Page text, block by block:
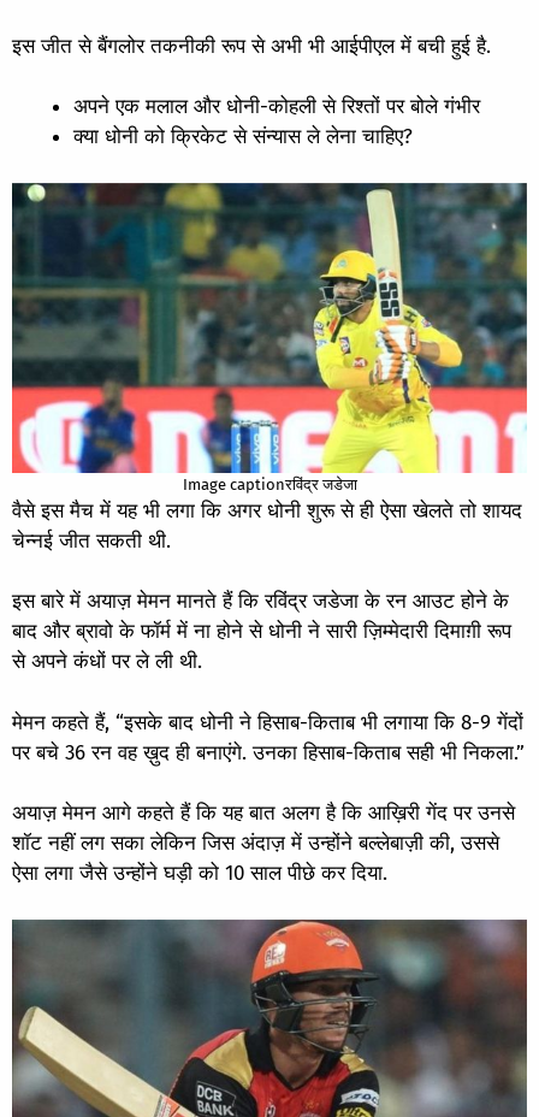
इस जीत से बैंगलोर तकनीकी रूप से अभी भी आईपीएल में बची हुई है.
अपने एक मलाल और धोनी-कोहली से रिश्तों पर बोले गंभीर
क्या धोनी को क्रिकेट से संन्यास ले लेना चाहिए?
Image captionरविंद्र जडेजा
वैसे इस मैच में यह भी लगा कि अगर धोनी शुरू से ही ऐसा खेलते तो शायद
चेन्नई जीत सकती थी.
इस बारे में अयाज़ मेमन मानते हैं कि रविंद्र जडेजा के रन आउट होने के
बाद और ब्रावो के फॉर्म में ना होने से धोनी ने सारी ज़िम्मेदारी दिमाग़ी रूप
से अपने कंधों पर ले ली थी.
मेमन कहते हैं, “इसके बाद धोनी ने हिसाब-किताब भी लगाया कि 8-9 गेंदों
पर बचे 36 रन वह ख़ुद ही बनाएंगे. उनका हिसाब-किताब सही भी निकला.”
अयाज़ मेमन आगे कहते हैं कि यह बात अलग है कि आख़िरी गेंद पर उनसे
शॉट नहीं लग सका लेकिन जिस अंदाज़ में उन्होंने बल्लेबाज़ी की, उससे
ऐसा लगा जैसे उन्होंने घड़ी को 10 साल पीछे कर दिया.